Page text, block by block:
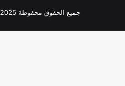
جميع الحقوق محفوظة 2025 © |